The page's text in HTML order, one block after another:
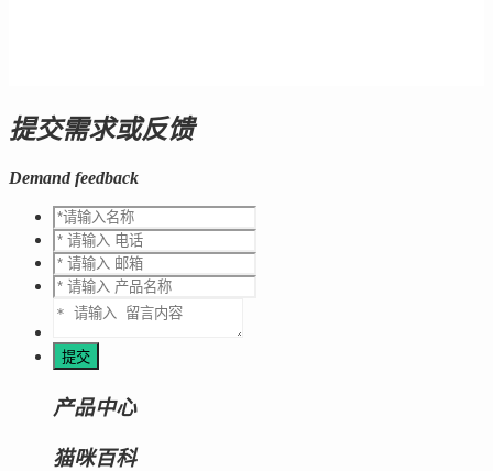
提交需求或反馈
Demand feedback
产品中心
猫咪百科